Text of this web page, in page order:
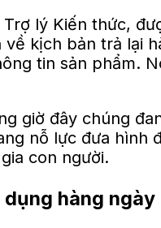
lý Kiến thức,
kịch bản trả lại
tin sản phẩm.
giờ đây chúng
nỗ lực đưa hình
con người.
hàng ngày